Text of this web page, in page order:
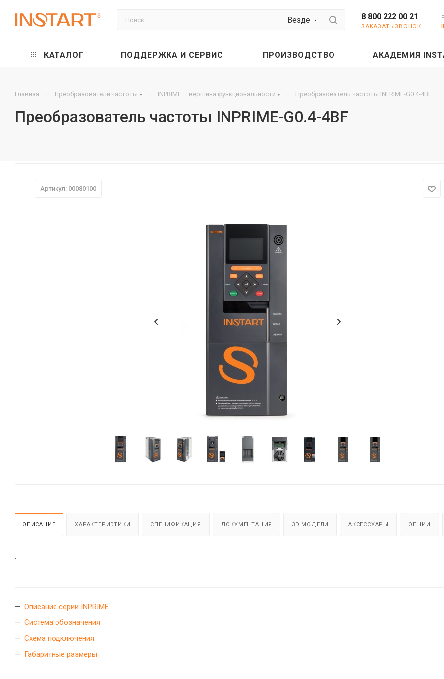
Везде 8 800 222 00 21
ЗАКАЗАТЬ ЗВОНОК
КАТАЛОГ ПОДДЕРЖКА И СЕРВИС ПРОИЗВОДСТВО АКАДЕМИЯ
Главная — Преобразователи частоты — INPRIME – вершина функциональности — Преобразователь частоты INPRIME-G0.4-4BF
Преобразователь частоты INPRIME-G0.4-4BF
Артикул: 00080100
ОПИСАНИЕ ХАРАКТЕРИСТИКИ СПЕЦИФИКАЦИЯ ДОКУМЕНТАЦИЯ 3D МОДЕЛИ АКСЕССУАРЫ ОПЦИИ
`
Описание серии INPRIME
Система обозначения
Схема подключения
Габаритные размеры